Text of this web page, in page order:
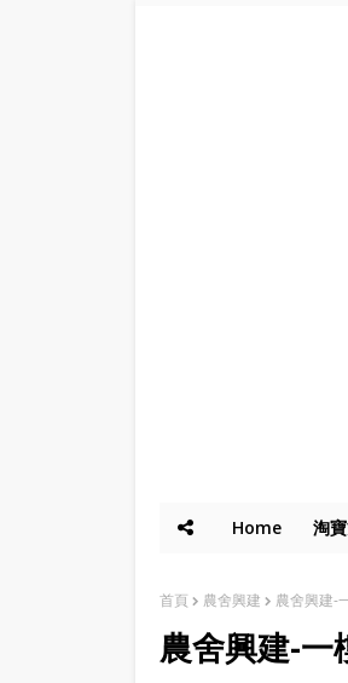
Home 淘
首頁 農舍興建 農舍興建-
農舍興建-一